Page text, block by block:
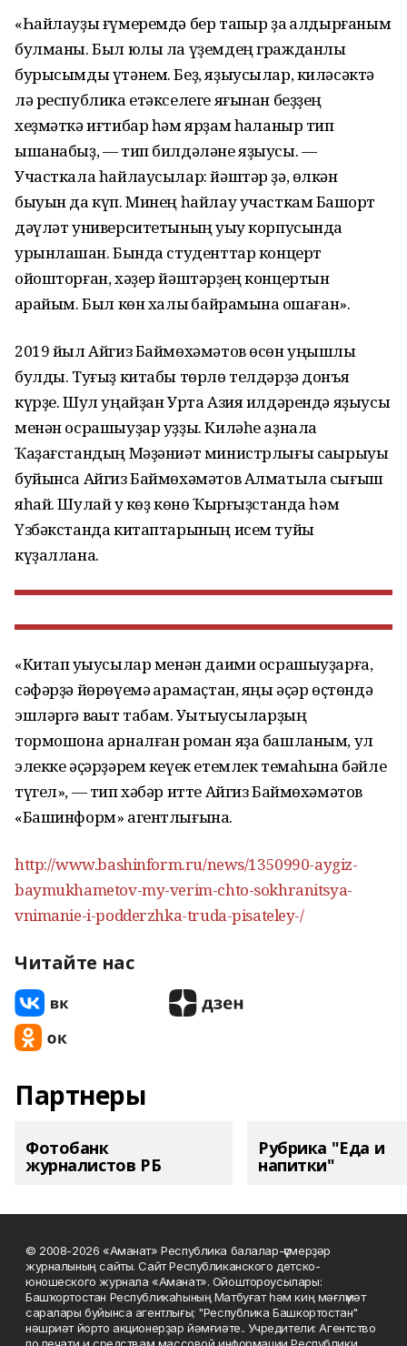
«Һайлауҙы ғүмеремдә бер тапҡыр ҙа ҡалдырғаным
булманы. Был юлы ла үҙемдең гражданлыҡ
бурысымды үтәнем. Беҙ, яҙыусылар, киләсәктә
лә республика етәкселеге яғынан беҙҙең
хеҙмәткә иғтибар һәм ярҙам һаҡланыр тип
ышанабыҙ, — тип билдәләне яҙыусы. —
Участкала һайлаусылар: йәштәр ҙә, өлкән
быуын да күп. Минең һайлау участкам Башҡорт
дәүләт университетының уҡыу корпусында
урынлашҡан. Бында студенттар концерт
ойошторған, хәҙер йәштәрҙең концертын
ҡарайым. Был көн халыҡ байрамына оҡшаған».
2019 йыл Айгиз Баймөхәмәтов өсөн уңышлы
булды. Туғыҙ китабы төрлө телдәрҙә донъя
күрҙе. Шул уңайҙан Урта Азия илдәрендә яҙыусы
менән осрашыуҙар уҙҙы. Киләһе аҙнала
Ҡаҙағстандың Мәҙәниәт министрлығы саҡырыуы
буйынса Айгиз Баймөхәмәтов Алматыла сығыш
яһай. Шулай уҡ көҙ көнө Ҡырғыҙстанда һәм
Үзбәкстанда китаптарының исем туйы
күҙаллана.
«Китап уҡыусылар менән даими осрашыуҙарға,
сәфәрҙә йөрөүемә ҡарамаҫтан, яңы әҫәр өҫтөндә
эшләргә ваҡыт табам. Уҡытыусыларҙың
тормошона арналған роман яҙа башланым, ул
элекке әҫәрҙәрем кеүек етемлек темаһына бәйле
түгел», — тип хәбәр итте Айгиз Баймөхәмәтов
«Башинформ» агентлығына.
http://www.bashinform.ru/news/1350990-aygiz-
baymukhametov-my-verim-chto-sokhranitsya-
vnimanie-i-podderzhka-truda-pisateley-/
Читайте нас
Партнеры
Фотобанк
журналистов РБ
Рубрика "Еда и
напитки"
© 2008-2026 «Аманат» Республика балалар-үҫмерҙәр
журналының сайты. Сайт Республиканского детско-
юношеского журнала «Аманат». Ойоштороусылары:
Башҡортостан Республикаһының Матбуғат һәм киң мәғлүмәт
саралары буйынса агентлығы; "Республика Башкортостан"
нәшриәт йорто акционерҙар йәмғиәте.. Учредители: Агентство